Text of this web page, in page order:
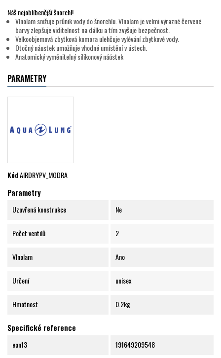
Náš nejoblíbenější šnorchl!
Vlnolam snižuje průnik vody do šnorchlu. Vlnolam je velmi výrazné červené
barvy zlepšuje viditelnost na dálku a tím zvyšuje bezpečnost.
Velkoobjemová zbytková komora ulehčuje vylévání zbytkové vody.
Otočný náustek umožňuje vhodné umístění v ústech.
Anatomický vyměnitelný silikonový náústek
PARAMETRY
KódAIRDRYPV_MODRA
Parametry
Uzavřená konstrukce Ne
Počet ventilů 2
Vlnolam Ano
Určení unisex
Hmotnost 0.2kg
Specifické reference
ean13 191649209548